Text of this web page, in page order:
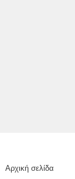
Αρχική σελίδα